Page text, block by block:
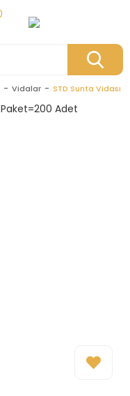
Vidalar STD Sunta Vidası